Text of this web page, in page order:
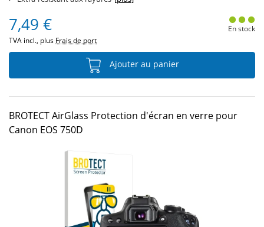
7,49 €
TVA incl., plus Frais de port
En stock
Ajouter au panier
BROTECT AirGlass Protection d'écran en verre pour
Canon EOS 750D